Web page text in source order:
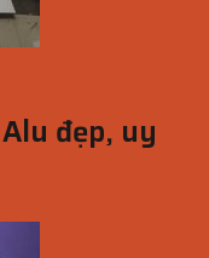
đẹp, uy